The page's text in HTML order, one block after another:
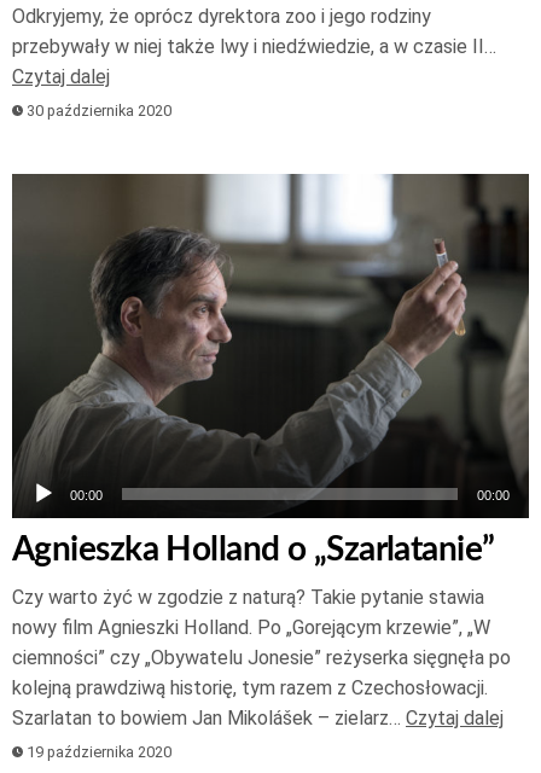
Odkryjemy, że oprócz dyrektora zoo i jego rodziny
przebywały w niej także lwy i niedźwiedzie, a w czasie II…
Czytaj dalej
30 października 2020
dźwiękowych
00:00 00:00
Agnieszka Holland o „Szarlatanie”
Czy warto żyć w zgodzie z naturą? Takie pytanie stawia
nowy film Agnieszki Holland. Po „Gorejącym krzewie”, „W
ciemności” czy „Obywatelu Jonesie” reżyserka sięgnęła po
kolejną prawdziwą historię, tym razem z Czechosłowacji.
Szarlatan to bowiem Jan Mikolášek – zielarz… Czytaj dalej
19 października 2020